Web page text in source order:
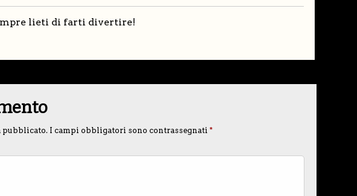
lieti di farti divertire!
pubblicato. I campi obbligatori sono contrassegnati *